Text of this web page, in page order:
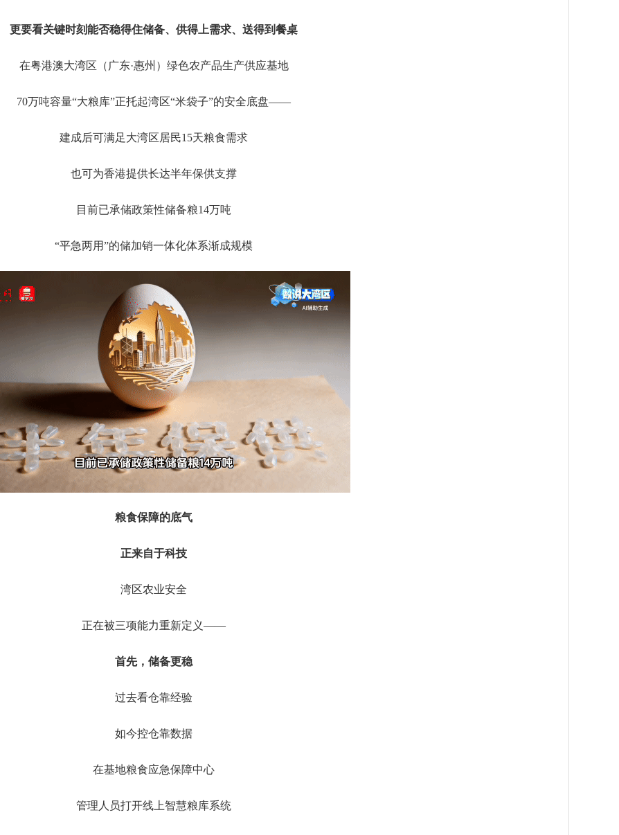
更要看关键时刻能否稳得住储备、供得上需求、送得到餐桌
在粤港澳大湾区（广东·惠州）绿色农产品生产供应基地
70万吨容量“大粮库”正托起湾区“米袋子”的安全底盘——
建成后可满足大湾区居民15天粮食需求
也可为香港提供长达半年保供支撑
目前已承储政策性储备粮14万吨
“平急两用”的储加销一体化体系渐成规模
粮食保障的底气
正来自于科技
湾区农业安全
正在被三项能力重新定义——
首先，储备更稳
过去看仓靠经验
如今控仓靠数据
在基地粮食应急保障中心
管理人员打开线上智慧粮库系统